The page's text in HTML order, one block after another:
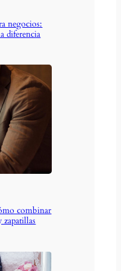
negocios:
diferencia
combinar
zapatillas